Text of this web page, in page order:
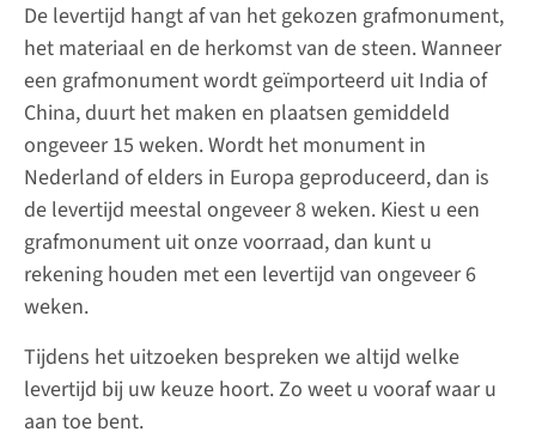
De levertijd hangt af van het gekozen grafmonument,
het materiaal en de herkomst van de steen. Wanneer
een grafmonument wordt geïmporteerd uit India of
China, duurt het maken en plaatsen gemiddeld
ongeveer 15 weken. Wordt het monument in
Nederland of elders in Europa geproduceerd, dan is
de levertijd meestal ongeveer 8 weken. Kiest u een
grafmonument uit onze voorraad, dan kunt u
rekening houden met een levertijd van ongeveer 6
weken.
Tijdens het uitzoeken bespreken we altijd welke
levertijd bij uw keuze hoort. Zo weet u vooraf waar u
aan toe bent.